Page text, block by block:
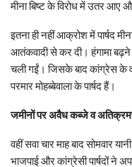
मीना बिष्‍ट के विरोध में उतर आए
इतना ही नहीं आक्रोश में पार्षद
आतंकवादी से कर दी। हंगामा बढ़ने
चली गईं। जिसके बाद कांग्रेस के
परमार मोहब्बेवाला के पार्षद हैं।
जमीनों पर अवैध कब्जे व
वहीं सवा चार माह बाद सोमवार
भाजपाई और कांग्रेसी पार्षदों ने